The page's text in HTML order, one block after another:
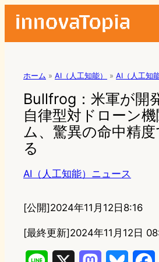
ホーム » AI（人工知能） » AI（人工知
Bullfrog：米軍が開
自律型対ドローン
ム、驚異の命中精
る
AI（人工知能）ニュース
[公開]2024年11月12日8:16
[最終更新]2024年11月12日